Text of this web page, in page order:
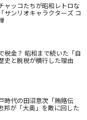
ャッコたちが昭和レトロな
サンリオキャラクターズ コ
税金？ 昭和まで続いた「自
史と脱税が横行した理由
時代の田沼意次「賄賂伝
邦が「大奥」を敵に回した